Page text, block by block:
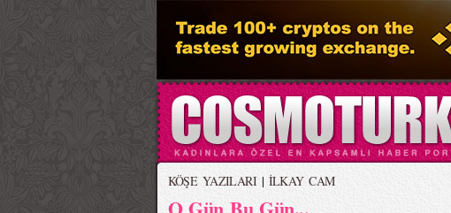
KÖŞE YAZILARI| İLKAY CAM